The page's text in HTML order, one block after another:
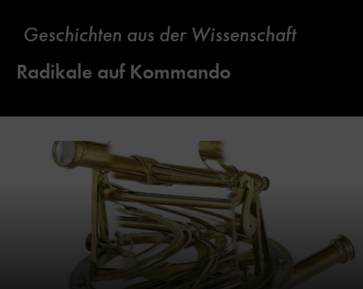
Geschichten aus der Wissenschaft
Radikale auf Kommando